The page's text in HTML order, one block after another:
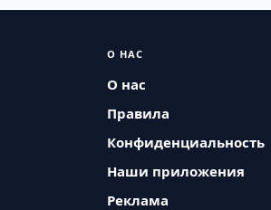
О НАС
О нас
Правила
Конфиденциальность
Наши приложения
Реклама